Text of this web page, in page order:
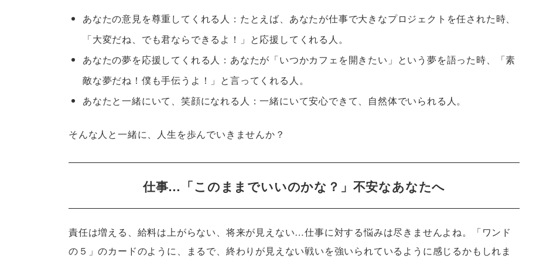
あなたの意見を尊重してくれる人：たとえば、あなたが仕事で大きなプロジェクトを任された時、
「大変だね、でも君ならできるよ！」と応援してくれる人。
あなたの夢を応援してくれる人：あなたが「いつかカフェを開きたい」という夢を語った時、「素
敵な夢だね！僕も手伝うよ！」と言ってくれる人。
あなたと一緒にいて、笑顔になれる人：一緒にいて安心できて、自然体でいられる人。
そんな人と一緒に、人生を歩んでいきませんか？
仕事…「このままでいいのかな？」不安なあなたへ
責任は増える、給料は上がらない、将来が見えない…仕事に対する悩みは尽きませんよね。「ワンド
の５」のカードのように、まるで、終わりが見えない戦いを強いられているように感じるかもしれま